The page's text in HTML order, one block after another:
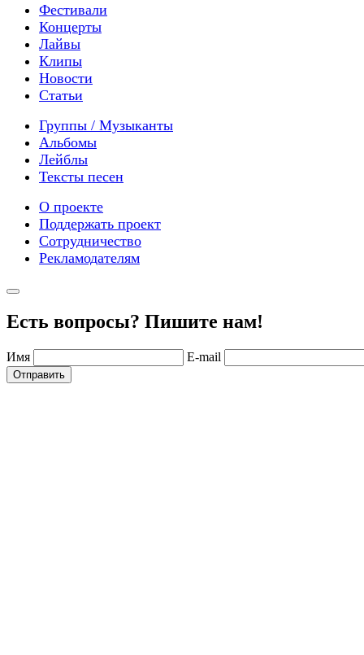
Фестивали
Концерты
Лайвы
Клипы
Новости
Статьи
Группы / Музыканты
Альбомы
Лейблы
Тексты песен
О проекте
Поддержать проект
Сотрудничество
Рекламодателям
Есть вопросы? Пишите нам!
Имя E-mail